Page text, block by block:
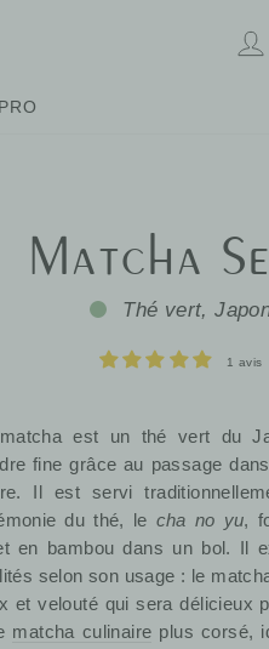
PRO
Matcha
Thé vert,
1 avis
matcha est un thé vert du
fine grâce au passage
Il est servi
du thé, le cha no yu,
en bambou dans un bol. Il
selon son usage : le
et velouté qui sera délicieux
matcha culinaire plus corsé,